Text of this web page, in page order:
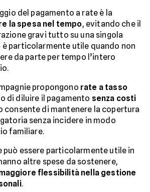
del pagamento a rate è la
la spesa nel tempo, evitando che il
gravi tutto su una singola
è particolarmente utile quando non
da parte per tempo l’intero
propongono rate a tasso
di diluire il pagamento senza costi
consente di mantenere la copertura
senza incidere in modo
familiare.
può essere particolarmente utile in
altre spese da sostenere,
flessibilità nella gestione
.